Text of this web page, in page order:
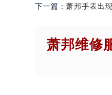
下一篇： 萧邦手表出
萧邦维修